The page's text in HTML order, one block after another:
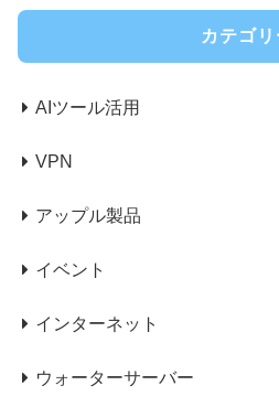
カテゴリ
AIツール活用
VPN
アップル製品
イベント
インターネット
ウォーターサーバー